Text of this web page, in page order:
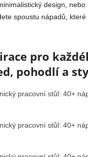
design,
spoustu nápadů,
pro
pohodlí a